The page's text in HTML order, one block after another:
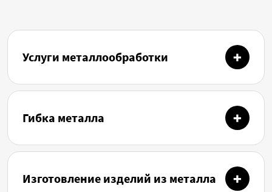
Услуги металлообработки
Гибка металла
Изготовление изделий из металла